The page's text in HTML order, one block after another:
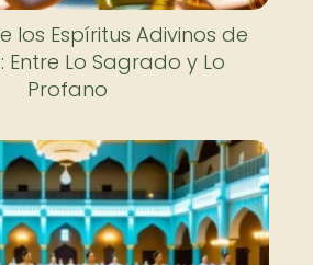
los Espíritus Adivinos de
Entre Lo Sagrado y Lo
Profano